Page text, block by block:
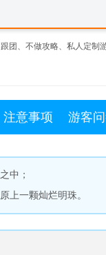
团、不做攻略、私人定制
注意事项 游客
中；
上一颗灿烂明珠。